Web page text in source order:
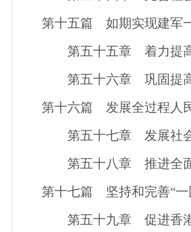
第十五篇 如期实现建军一
第五十五章 着力提高国
第五十六章 巩固提高一
第十六篇 发展全过程人民
第五十七章 发展社会
第五十八章 推进全面
第十七篇 坚持和完善“一
第五十九章 促进香港、